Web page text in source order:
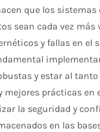
que los sistemas
sean cada vez más
y fallas en el
y estar al
mejores prácticas en
la seguridad y
en las